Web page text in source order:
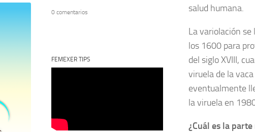
salud humana.
La variolación
los 1600 para
del siglo XVIII,
viruela de la
eventualmente
la viruela en
¿Cuál es la
0 comentarios
FEMEXER TIPS